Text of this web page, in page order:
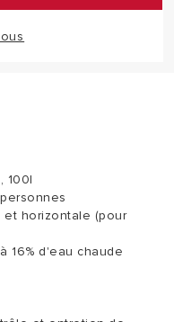
100l
horizontale (pour
16% d'eau chaude